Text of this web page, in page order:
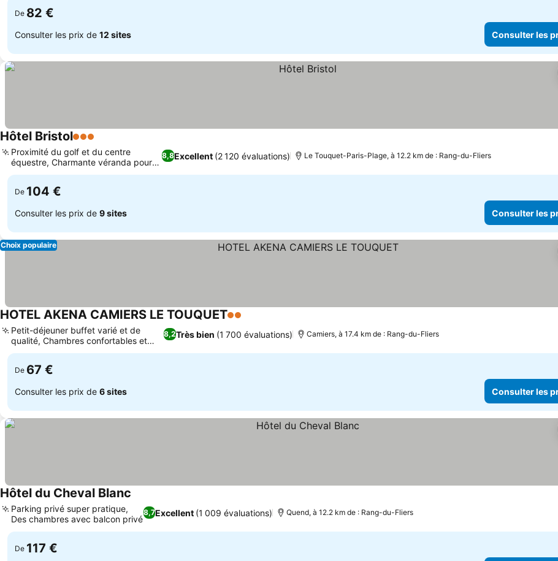
De 82 €
Consulter les prix de 12 sites Consulter les
Hôtel Bristol3 Étoiles
8,8Excellent (2 120 évaluations)
Proximité du golf et du centre
équestre, Charmante véranda pour
les repas
Le Touquet-Paris-Plage, à 12.2 km de : Rang-du-Fliers
De 104 €
Consulter les prix de 9 sites Consulter les
Choix populaire
HOTEL AKENA CAMIERS LE TOUQUET2 Étoiles
8,2Très bien (1 700 évaluations)
Petit-déjeuner buffet varié et de
qualité, Chambres confortables et
rénovées
Camiers, à 17.4 km de : Rang-du-Fliers
De 67 €
Consulter les prix de 6 sites Consulter les
Hôtel du Cheval Blanc
8,7Excellent (1 009 évaluations)
Parking privé super pratique,
Des chambres avec balcon privé
Quend, à 12.2 km de : Rang-du-Fliers
De 117 €